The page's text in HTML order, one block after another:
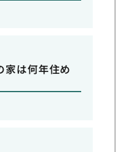
家は何年住め